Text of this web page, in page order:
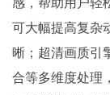
感，帮助用户轻
可大幅提高复杂
晰；超清画质引
合等多维度处理